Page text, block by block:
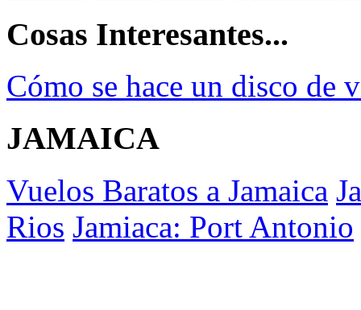
Cosas Interesantes...
Cómo se hace un disco de
JAMAICA
Vuelos Baratos a Jamaica
Rios Jamiaca: Port Antonio